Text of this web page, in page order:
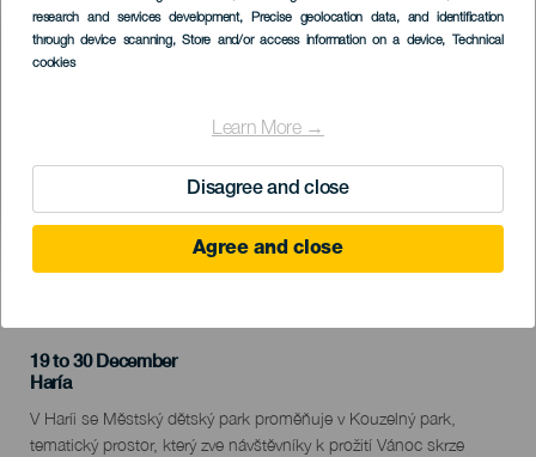
research and services development, Precise geolocation data, and identification
through device scanning, Store and/or access information on a device, Technical
cookies
Learn More →
Disagree and close
Agree and close
Listado
19 to 30 December
Localidad
Haría
Descripción
del
V Haríi se Městský dětský park proměňuje v Kouzelný park,
tematický prostor, který zve návštěvníky k prožití Vánoc skrze